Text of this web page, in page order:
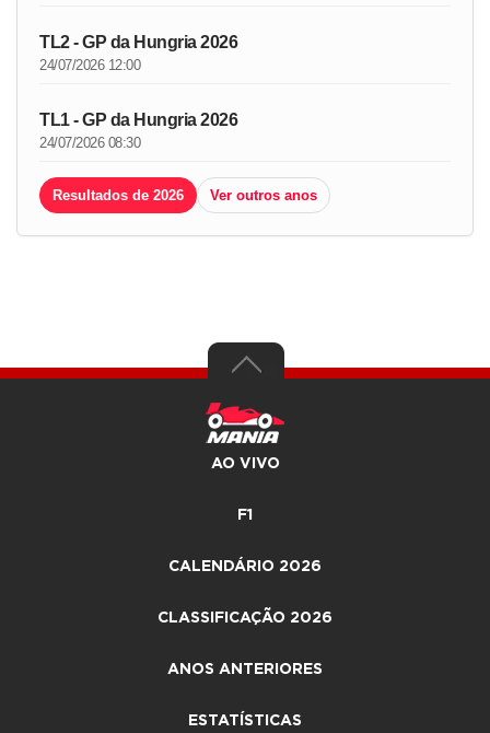
TL2 - GP da Hungria 2026
24/07/2026 12:00
TL1 - GP da Hungria 2026
24/07/2026 08:30
Resultados de 2026 Ver outros anos
AO VIVO
F1
CALENDÁRIO 2026
CLASSIFICAÇÃO 2026
ANOS ANTERIORES
ESTATÍSTICAS